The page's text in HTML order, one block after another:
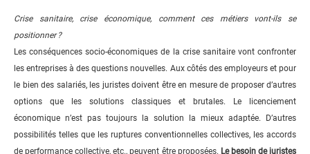
Crise sanitaire, crise économique, comment ces métiers vont-ils se
positionner ?
Les conséquences socio-économiques de la crise sanitaire vont confronter
les entreprises à des questions nouvelles. Aux côtés des employeurs et pour
le bien des salariés, les juristes doivent être en mesure de proposer d’autres
options que les solutions classiques et brutales. Le licenciement
économique n’est pas toujours la solution la mieux adaptée. D’autres
possibilités telles que les ruptures conventionnelles collectives, les accords
de performance collective, etc., peuvent être proposées. Le besoin de juristes